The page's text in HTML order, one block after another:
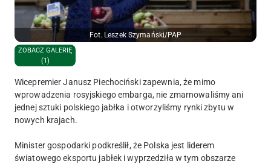
Fot. Leszek Szymański/PAP
ZOBACZ GALERIĘ
(1)
Wicepremier Janusz Piechociński zapewnia, że mimo
wprowadzenia rosyjskiego embarga, nie zmarnowaliśmy ani
jednej sztuki polskiego jabłka i otworzyliśmy rynki zbytu w
nowych krajach.
Minister gospodarki podkreślił, że Polska jest liderem
światowego eksportu jabłek i wyprzedziła w tym obszarze